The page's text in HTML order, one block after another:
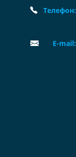
Телефон:
E-mail: